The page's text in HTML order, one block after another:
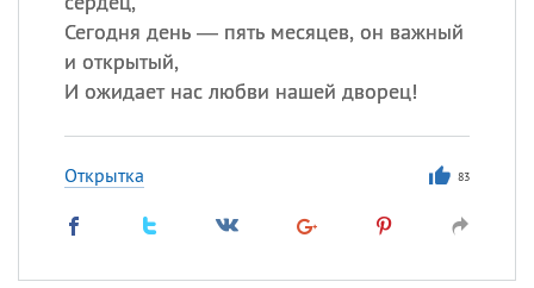
Сегодня день — пять месяцев, он важный
и открытый,
И ожидает нас любви нашей дворец!
Открытка 83